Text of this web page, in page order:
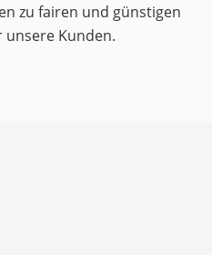
zu fairen und günstigen
unsere Kunden.